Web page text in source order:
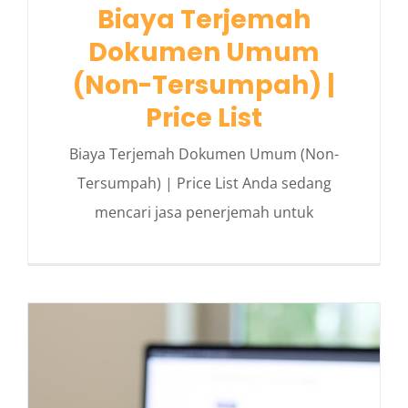
Biaya Terjemah
Dokumen Umum
(Non-Tersumpah) |
Price List
Biaya Terjemah Dokumen Umum (Non-
Tersumpah) | Price List Anda sedang
mencari jasa penerjemah untuk